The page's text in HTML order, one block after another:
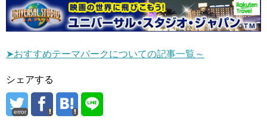
➤おすすめテーマパークについての記事一覧～
シェアする
error